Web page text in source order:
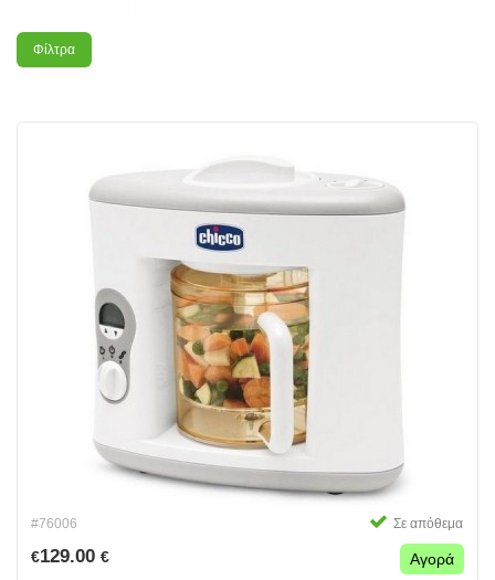
Φίλτρα
#76006 Σε απόθεμα
€129.00 € Αγορά